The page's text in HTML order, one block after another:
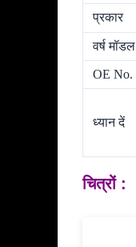
प्रकार
वर्ष मॉडल
OE No.
ध्यान दें
चित्रों :